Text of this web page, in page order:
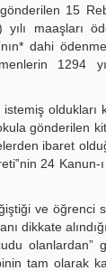
15
maaşları
dahi
1294
gönderilen
ibaret
24
ve öğrenci
dikkate
tam olarak